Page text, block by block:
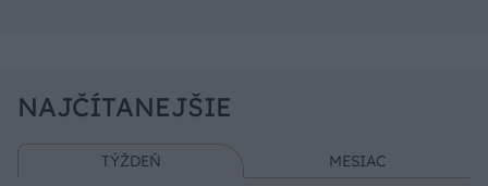
NAJČÍTANEJŠIE
TÝŽDEŇ MESIAC